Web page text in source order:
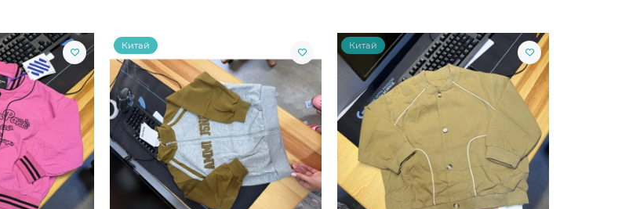
Китай Китай